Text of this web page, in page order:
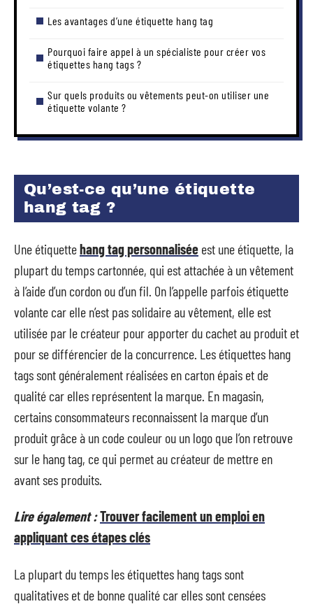
Les avantages d’une étiquette hang tag
Pourquoi faire appel à un spécialiste pour créer vos
étiquettes hang tags ?
Sur quels produits ou vêtements peut-on utiliser une
étiquette volante ?
Qu’est-ce qu’une étiquette
hang tag ?
Une étiquettehang tag personnalisée est une étiquette, la
plupart du temps cartonnée, qui est attachée à un vêtement
à l’aide d’un cordon ou d’un fil. On l’appelle parfois étiquette
volante car elle n’est pas solidaire au vêtement, elle est
utilisée par le créateur pour apporter du cachet au produit et
pour se différencier de la concurrence. Les étiquettes hang
tags sont généralement réalisées en carton épais et de
qualité car elles représentent la marque. En magasin,
certains consommateurs reconnaissent la marque d’un
produit grâce à un code couleur ou un logo que l’on retrouve
sur le hang tag, ce qui permet au créateur de mettre en
avant ses produits.
Lire également :Trouver facilement un emploi en
appliquant ces étapes clés
La plupart du temps les étiquettes hang tags sont
qualitatives et de bonne qualité car elles sont censées